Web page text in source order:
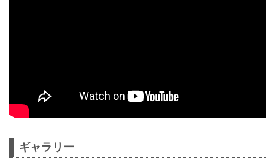
ギャラリー